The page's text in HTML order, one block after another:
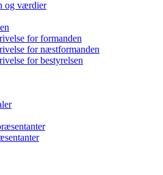
og værdier
for formanden
for næstformanden
for bestyrelsen